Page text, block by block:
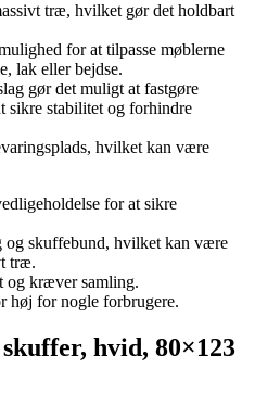
træ, hvilket gør det holdbart
for at tilpasse møblerne
lak eller bejdse.
gør det muligt at fastgøre
sikre stabilitet og forhindre
hvilket kan være
for at sikre
skuffebund, hvilket kan være
træ.
og kræver samling.
høj for nogle forbrugere.
hvid, 80×123